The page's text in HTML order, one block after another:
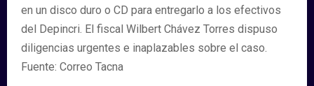
en un disco duro o CD para entregarlo a los efectivos
del Depincri. El fiscal Wilbert Chávez Torres dispuso
diligencias urgentes e inaplazables sobre el caso.
Fuente: Correo Tacna